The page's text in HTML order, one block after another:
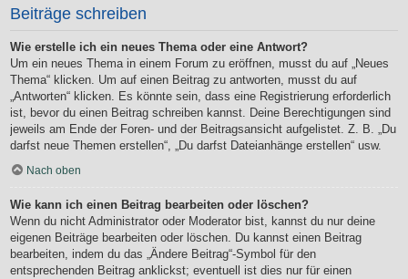
Beiträge schreiben
Wie erstelle ich ein neues Thema oder eine Antwort?
Um ein neues Thema in einem Forum zu eröffnen, musst du auf „Neues
Thema“ klicken. Um auf einen Beitrag zu antworten, musst du auf
„Antworten“ klicken. Es könnte sein, dass eine Registrierung erforderlich
ist, bevor du einen Beitrag schreiben kannst. Deine Berechtigungen sind
jeweils am Ende der Foren- und der Beitragsansicht aufgelistet. Z. B. „Du
darfst neue Themen erstellen“, „Du darfst Dateianhänge erstellen“ usw.
Nach oben
Wie kann ich einen Beitrag bearbeiten oder löschen?
Wenn du nicht Administrator oder Moderator bist, kannst du nur deine
eigenen Beiträge bearbeiten oder löschen. Du kannst einen Beitrag
bearbeiten, indem du das „Ändere Beitrag“-Symbol für den
entsprechenden Beitrag anklickst; eventuell ist dies nur für einen